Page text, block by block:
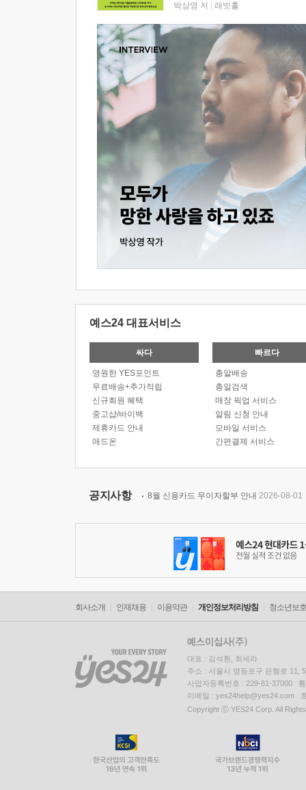
박상영 저 래빗홀
예스24 대표서비스
싸다
영원한 YES포인트
무료배송+추가적립
신규회원 혜택
중고샵/바이백
제휴카드 안내
애드온
빠르다
총알배송
총알검색
매장 픽업 서비스
알림 신청 안내
모바일 서비스
간편결제 서비스
공지사항 8월 신용카드 무이자할부 안내 2026-08-01
회사소개 인재채용 이용약관 개인정보처리방침 청소년보
대표 : 김석환, 최세라
주소 : 서울시 영등포구 은행로 11,
사업자등록번호 : 229-81-37000
이메일 : yes24help@yes24.com
Copyright ⓒ YES24 Corp. All